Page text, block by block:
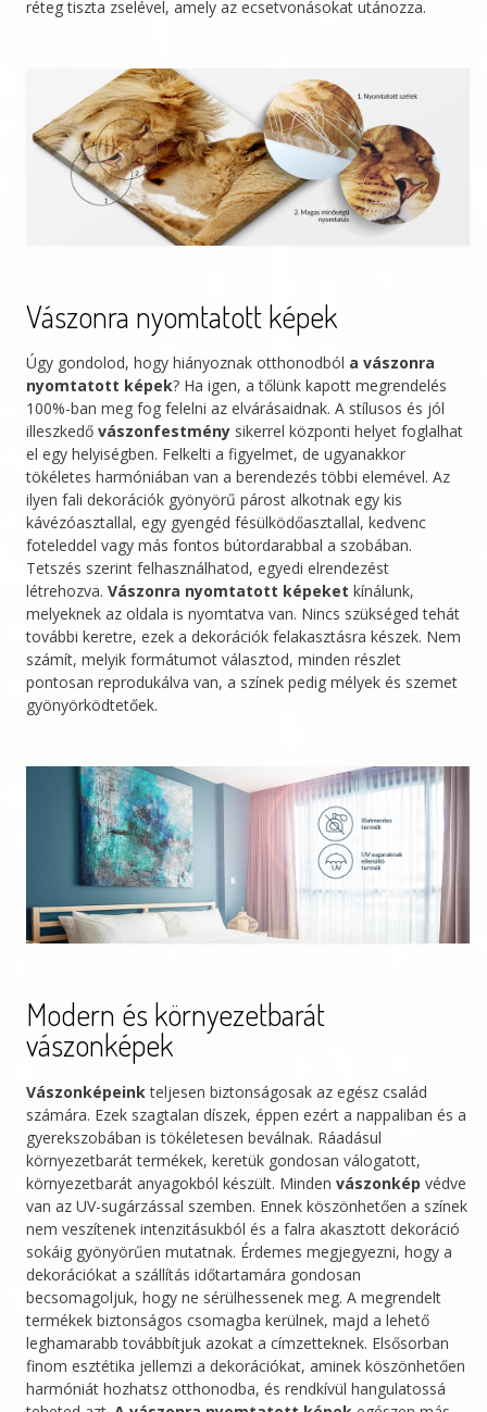
réteg tiszta zselével, amely az ecsetvonásokat utánozza.
Vászonra nyomtatott képek
Úgy gondolod, hogy hiányoznak otthonodból a vászonra
nyomtatott képek? Ha igen, a tőlünk kapott megrendelés
100%-ban meg fog felelni az elvárásaidnak. A stílusos és jól
illeszkedővászonfestmény sikerrel központi helyet foglalhat
el egy helyiségben. Felkelti a figyelmet, de ugyanakkor
tökéletes harmóniában van a berendezés többi elemével. Az
ilyen fali dekorációk gyönyörű párost alkotnak egy kis
kávézóasztallal, egy gyengéd fésülködőasztallal, kedvenc
foteleddel vagy más fontos bútordarabbal a szobában.
Tetszés szerint felhasználhatod, egyedi elrendezést
létrehozva.Vászonra nyomtatott képeket kínálunk,
melyeknek az oldala is nyomtatva van. Nincs szükséged tehát
további keretre, ezek a dekorációk felakasztásra készek. Nem
számít, melyik formátumot választod, minden részlet
pontosan reprodukálva van, a színek pedig mélyek és szemet
gyönyörködtetőek.
Modern és környezetbarát
vászonképek
Vászonképeink teljesen biztonságosak az egész család
számára. Ezek szagtalan díszek, éppen ezért a nappaliban és a
gyerekszobában is tökéletesen beválnak. Ráadásul
környezetbarát termékek, keretük gondosan válogatott,
környezetbarát anyagokból készült. Mindenvászonkép védve
van az UV-sugárzással szemben. Ennek köszönhetően a színek
nem veszítenek intenzitásukból és a falra akasztott dekoráció
sokáig gyönyörűen mutatnak. Érdemes megjegyezni, hogy a
dekorációkat a szállítás időtartamára gondosan
becsomagoljuk, hogy ne sérülhessenek meg. A megrendelt
termékek biztonságos csomagba kerülnek, majd a lehető
leghamarabb továbbítjuk azokat a címzetteknek. Elsősorban
finom esztétika jellemzi a dekorációkat, aminek köszönhetően
harmóniát hozhatsz otthonodba, és rendkívül hangulatossá